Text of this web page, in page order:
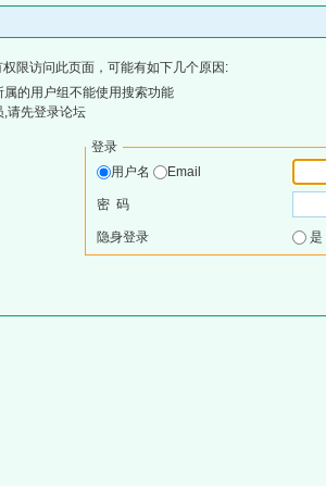
限访问此页面，可能有如下几个原因:
属的用户组不能使用搜索功能
,请先登录论坛
登录
用户名
Email
密 码
隐身登录